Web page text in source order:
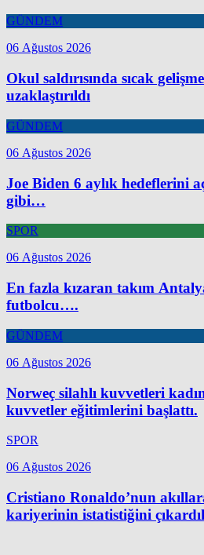
GÜNDEM
06 Ağustos 2026
Okul saldırısında sıcak
uzaklaştırıldı
GÜNDEM
06 Ağustos 2026
Joe Biden 6 aylık hedeflerini
gibi…
SPOR
06 Ağustos 2026
En fazla kızaran takım
futbolcu….
GÜNDEM
06 Ağustos 2026
Norweç silahlı kuvvetleri
kuvvetler eğitimlerini başlattı.
SPOR
06 Ağustos 2026
Cristiano Ronaldo’nun
kariyerinin istatistiğini